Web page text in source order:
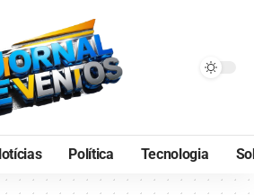
Política Tecnologia